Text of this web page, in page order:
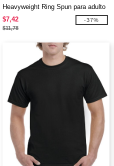
Heavyweight Ring Spun para adulto
$7,42
$11,78
-37%